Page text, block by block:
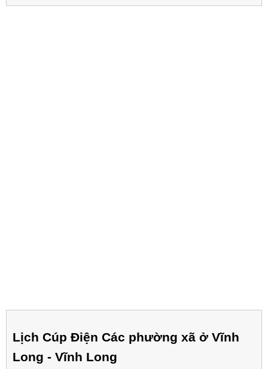
Lịch Cúp Điện Các phường xã ở Vĩnh
Long - Vĩnh Long